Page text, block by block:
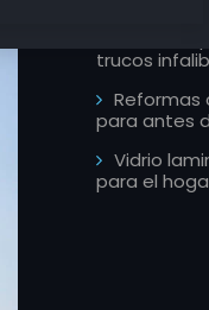
trucos
Reformas
para antes
Vidrio
para el